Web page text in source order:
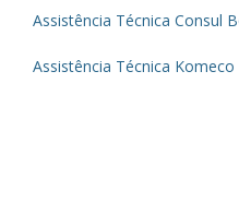
Assistência Técnica Consul
Assistência Técnica Komeco